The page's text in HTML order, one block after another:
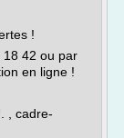
!
18 42 ou par
en ligne !
, cadre-